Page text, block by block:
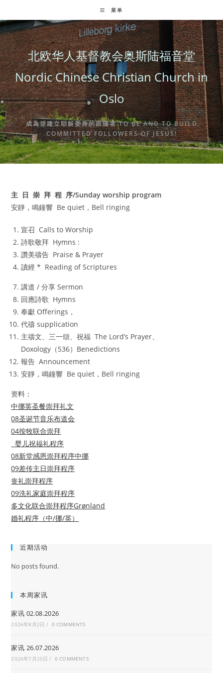
to
content
菜单
北欧华人基督教会奥斯陆福音堂
Nordic Chinese Christian Church in
Oslo
成為並建立耶穌委身的跟隨者 TO BE AND TO BUILD
COMMITTED FOLLOWERS OF JESUS!
主 日 崇 拜 程 序/Sunday worship program
安靜，鳴鐘響 Be quiet，Bell ringing
宣召 Calls to Worship
詩歌敬拜 Hymns :
讚美禱告 Praise & Prayer
讀經 * Reading of Scriptures
講道 / 分享 Sermon
回應詩歌 Hymns
奉獻 Offerings，
代禱 supplication
主禱文、三一頌、祝福 The Lord’s Prayer、
Doxology（536）Benedictions
報告 Announcement
安靜，鳴鐘響 Be quiet，Bell ringing
资料：
中挪英圣餐崇拜礼文
08圣诞节音乐布道会
04按牧联合崇拜
婴儿祝福礼程序
08新堂感恩崇拜程序中挪
09差传主日崇拜程序
丧礼崇拜程序
09洗礼家庭崇拜程序
多文化联合崇拜程序Grønland
婚礼程序（中/挪/英）
近期活动
No posts found.
本周家讯
家讯 02.08.2026
2026年8月2日 / 0 COMMENTS
家讯 26.07.2026
2026年7月25日 / 0 COMMENTS